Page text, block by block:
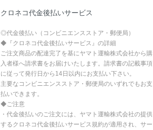
クロネコ代金後払いサービス
◎代金後払い（コンビニエンスストア・郵便局）
◆『クロネコ代金後払いサービス』の詳細
ご注文商品の配達完了を基にヤマト運輸株式会社から購
入者様へ請求書をお届けいたします。請求書の記載事項
に従って発行日から14日以内にお支払い下さい。
主要なコンビニエンスストア・郵便局のいずれでもお支
払いできます。
◆ご注意
・代金後払いのご注文には、ヤマト運輸株式会社の提供
するクロネコ代金後払いサービス規約が適用され、サー